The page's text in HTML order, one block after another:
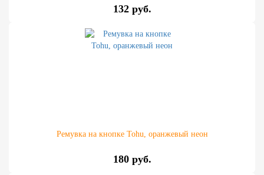
132 руб.
Ремувка на кнопке Tohu, оранжевый неон
180 руб.